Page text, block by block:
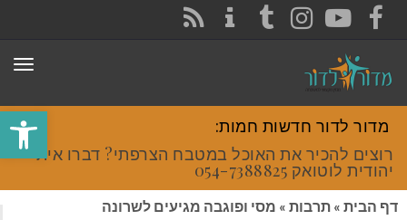
פתח
FACEBOOK
YOUTUBE
INSTAGRAM
TUMBLR
מדור לדור חדשות חמות:
רוצים להכיר את האוכל במטבח הצרפתי? דברו איתי
יהודית לוטואק 054-7388825.
דף הבית » תרבות » מסי ופוגבה מגיעים לשרונה